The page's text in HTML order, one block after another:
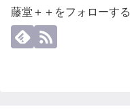
藤堂＋＋をフォローする